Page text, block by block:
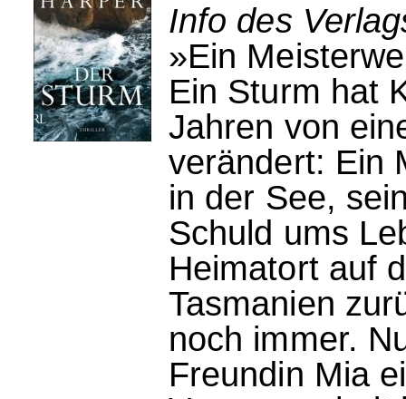
Info des
»Ein
Ein Sturm hat
Jahren von
verändert: Ein
in der See,
Schuld ums
Heimatort auf
Tasmanien
noch immer.
Freundin Mia